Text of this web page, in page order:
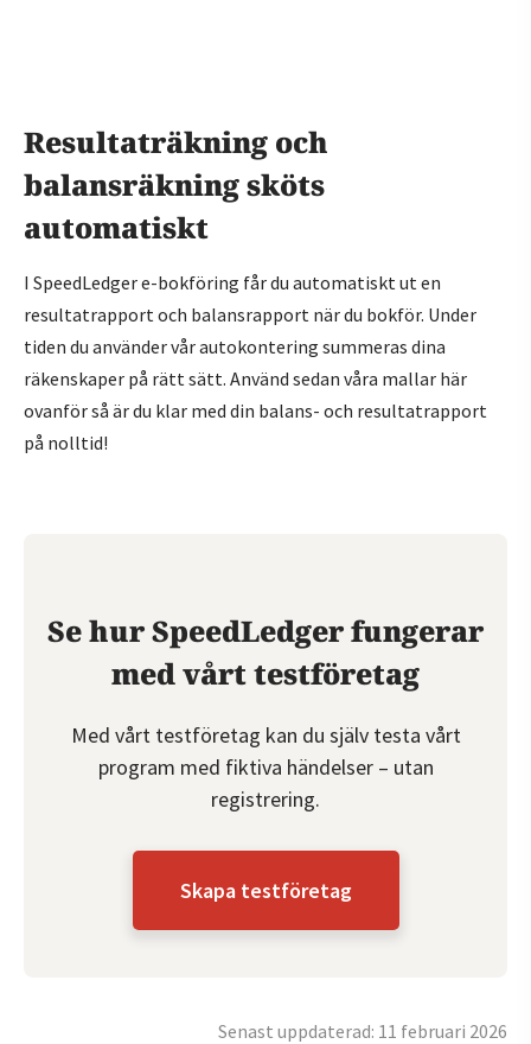
Resultaträkning och
balansräkning sköts
automatiskt
I SpeedLedger e-bokföring får du automatiskt ut en
resultatrapport och balansrapport när du bokför. Under
tiden du använder vår autokontering summeras dina
räkenskaper på rätt sätt. Använd sedan våra mallar här
ovanför så är du klar med din balans- och resultatrapport
på nolltid!
Se hur SpeedLedger fungerar
med vårt testföretag
Med vårt testföretag kan du själv testa vårt
program med fiktiva händelser – utan
registrering.
Skapa testföretag
Senast uppdaterad: 11 februari 2026